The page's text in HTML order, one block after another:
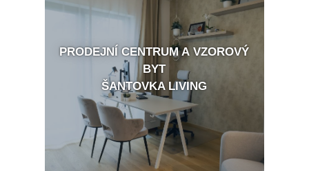
PRODEJNÍ CENTRUM A VZOROVÝ
BYT
ŠANTOVKA LIVING